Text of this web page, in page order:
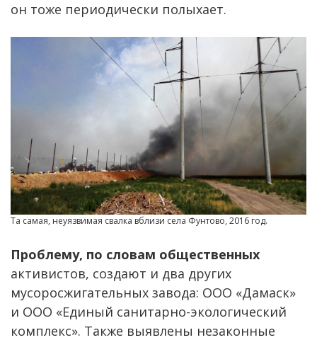
он тоже периодически полыхает.
Та самая, неуязвимая свалка вблизи села Фунтово, 2016 год.
Проблему, по словам общественных
активистов, создают и два других
мусоросжигательных завода: ООО «Дамаск»
и ООО «Единый санитарно-экологический
комплекс». Также выявлены незаконные